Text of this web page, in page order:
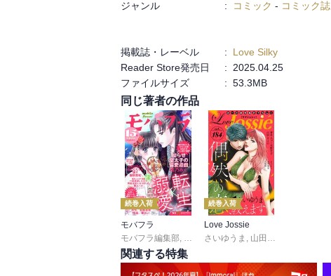
ジャンル : コミック - コミック誌
掲載誌・レーベル
: Love Silky
Reader Store発売日
: 2025.04.25
ファイルサイズ
: 53.3MB
同じ著者の作品
続巻入荷
モバフラ
モバフラ編集部
桃乃みく,宮城杏奈 ,響 あい
続巻入荷
Love Jossie
さいゆうま
山田きよの
関連する特集